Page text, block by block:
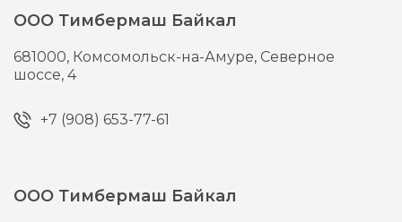
ООО Тимбермаш Байкал
681000, Комсомольск-на-Амуре, Северное
шоссе, 4
+7 (908) 653-77-61
ООО Тимбермаш Байкал